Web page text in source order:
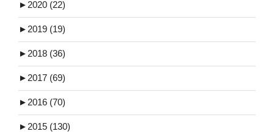
► 2020 (22)
► 2019 (19)
► 2018 (36)
► 2017 (69)
► 2016 (70)
► 2015 (130)